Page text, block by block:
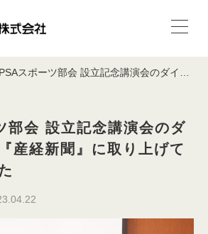
スポーツ部会 設立記念講演会のダイジェストを『産経新聞』に取り上げていただきました
部会 設立記念講演会のダ
産経新聞』に取り上げて